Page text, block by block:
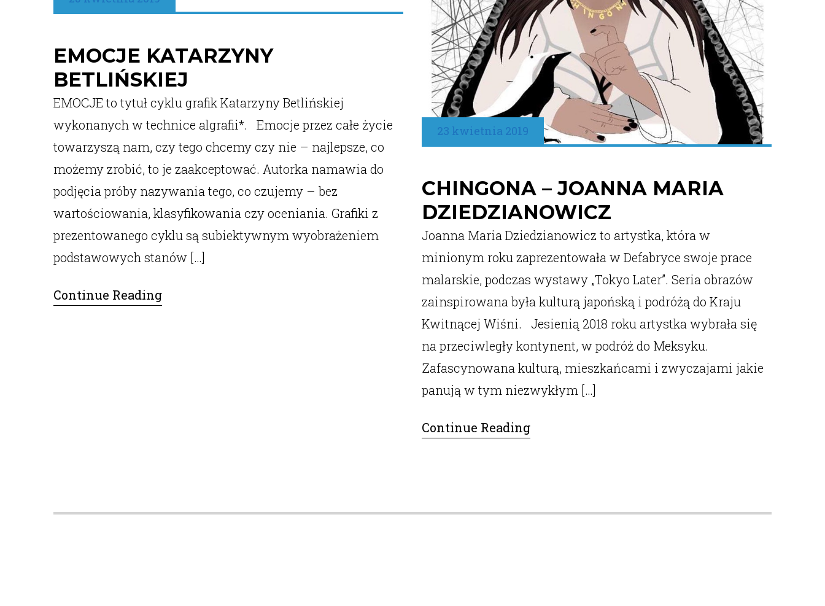
EMOCJE KATARZYNY
BETLIŃSKIEJ
EMOCJE to tytuł cyklu grafik Katarzyny Betlińskiej
wykonanych w technice algrafii*. Emocje przez całe życie
towarzyszą nam, czy tego chcemy czy nie – najlepsze, co
możemy zrobić, to je zaakceptować. Autorka namawia do
podjęcia próby nazywania tego, co czujemy – bez
wartościowania, klasyfikowania czy oceniania. Grafiki z
prezentowanego cyklu są subiektywnym wyobrażeniem
podstawowych stanów […]
Continue Reading
23 kwietnia 2019
CHINGONA – JOANNA MARIA
DZIEDZIANOWICZ
Joanna Maria Dziedzianowicz to artystka, która w
minionym roku zaprezentowała w Defabryce swoje prace
malarskie, podczas wystawy „Tokyo Later”. Seria obrazów
zainspirowana była kulturą japońską i podróżą do Kraju
Kwitnącej Wiśni. Jesienią 2018 roku artystka wybrała się
na przeciwległy kontynent, w podróż do Meksyku.
Zafascynowana kulturą, mieszkańcami i zwyczajami jakie
panują w tym niezwykłym […]
Continue Reading